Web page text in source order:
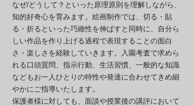
なぜ/どうして？といった原理原則を理解しながら、
知的好奇心を育みます。絵画制作では、切る・貼
る・折るといった巧緻性を伸ばすと同時に、自分ら
しい作品を作り上げる過程で表現することの面白
さ・楽しさを経験していきます。入園考査で求めら
れる口頭質問、指示行動、生活習慣、一般的な知識
などもお一人ひとりの特性や発達に合わせてきめ細
やかにご指導いたします。
保護者様に対しても、面談や授業後の講評において